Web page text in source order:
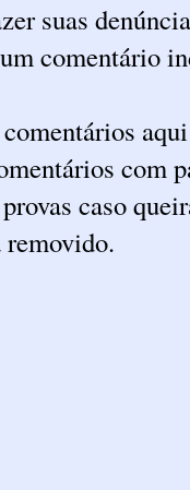
suas
comentário
com
caso
removido.